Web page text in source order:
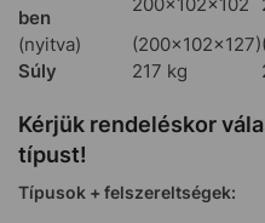
ben
200×102×102
(nyitva)
(200×102×127)
Súly
217 kg
Kérjük rendeléskor
típust!
Típusok + felszereltségek: